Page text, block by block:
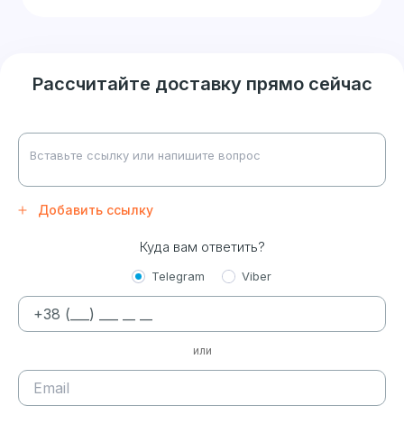
Рассчитайте доставку прямо сейчас
Добавить ссылку
Куда вам ответить?
Telegram Viber
или